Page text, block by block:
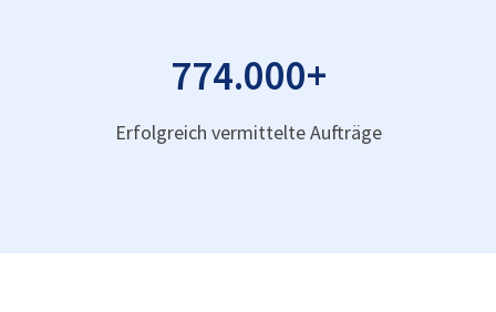
774.000+
Erfolgreich vermittelte Aufträge